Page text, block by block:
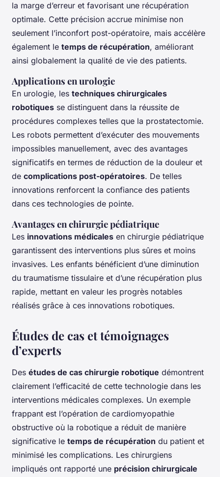
la marge d’erreur et favorisant une récupération
optimale. Cette précision accrue minimise non
seulement l’inconfort post-opératoire, mais accélère
également le temps de récupération, améliorant
ainsi globalement la qualité de vie des patients.
Applications en urologie
En urologie, les techniques chirurgicales
robotiques se distinguent dans la réussite de
procédures complexes telles que la prostatectomie.
Les robots permettent d’exécuter des mouvements
impossibles manuellement, avec des avantages
significatifs en termes de réduction de la douleur et
de complications post-opératoires. De telles
innovations renforcent la confiance des patients
dans ces technologies de pointe.
Avantages en chirurgie pédiatrique
Les innovations médicales en chirurgie pédiatrique
garantissent des interventions plus sûres et moins
invasives. Les enfants bénéficient d’une diminution
du traumatisme tissulaire et d’une récupération plus
rapide, mettant en valeur les progrès notables
réalisés grâce à ces innovations robotiques.
Études de cas et témoignages
d’experts
Des études de cas chirurgie robotique démontrent
clairement l’efficacité de cette technologie dans les
interventions médicales complexes. Un exemple
frappant est l’opération de cardiomyopathie
obstructive où la robotique a réduit de manière
significative le temps de récupération du patient et
minimisé les complications. Les chirurgiens
impliqués ont rapporté une précision chirurgicale